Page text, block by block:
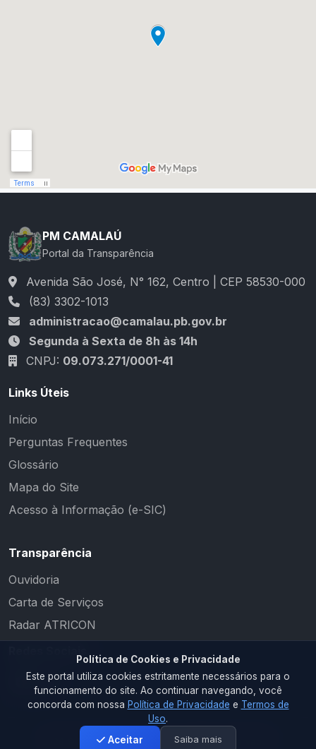
PM CAMALAÚ
Portal da Transparência
Avenida São José, N° 162, Centro | CEP 58530-000
(83) 3302-1013
administracao@camalau.pb.gov.br
Segunda à Sexta de 8h às 14h
CNPJ: 09.073.271/0001-41
Links Úteis
Início
Perguntas Frequentes
Glossário
Mapa do Site
Acesso à Informação (e-SIC)
Transparência
Ouvidoria
Carta de Serviços
Radar ATRICON
2026 © PM CAMALAÚ. Todos os direitos reservados.
Política de Cookies e Privacidade
Este portal utiliza cookies estritamente necessários para o
funcionamento do site. Ao continuar navegando, você
concorda com nossa Política de Privacidade e Termos de
Uso.
Aceitar
Saiba mais